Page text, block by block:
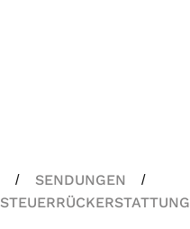
/ SENDUNGEN /
STEUERRÜCKERSTATTUNG